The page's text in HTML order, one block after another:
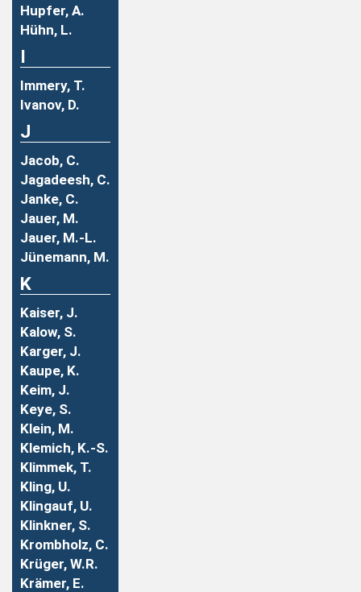
Hupfer, A.
Hühn, L.
I
Immery, T.
Ivanov, D.
J
Jacob, C.
Jagadeesh, C.
Janke, C.
Jauer, M.
Jauer, M.-L.
Jünemann, M.
K
Kaiser, J.
Kalow, S.
Karger, J.
Kaupe, K.
Keim, J.
Keye, S.
Klein, M.
Klemich, K.-S.
Klimmek, T.
Kling, U.
Klingauf, U.
Klinkner, S.
Krombholz, C.
Krüger, W.R.
Krämer, E.